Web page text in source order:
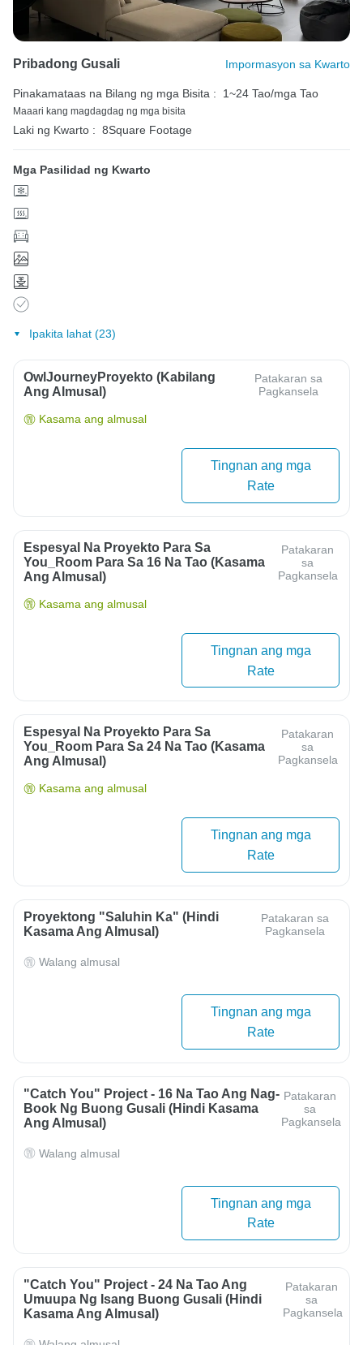
Pribadong Gusali Impormasyon sa Kwarto
Pinakamataas na Bilang ng mga Bisita : 1~24 Tao/mga Tao
Maaari kang magdagdag ng mga bisita
Laki ng Kwarto : 8Square Footage
Mga Pasilidad ng Kwarto
Ipakita lahat (23)
OwlJourneyProyekto (Kabilang
Ang Almusal)
Patakaran sa
Pagkansela
Kasama ang almusal
Tingnan ang mga
Rate
Espesyal Na Proyekto Para Sa
You_Room Para Sa 16 Na Tao (kasama
Ang Almusal)
Patakaran
sa
Pagkansela
Kasama ang almusal
Tingnan ang mga
Rate
Espesyal Na Proyekto Para Sa
You_Room Para Sa 24 Na Tao (kasama
Ang Almusal)
Patakaran
sa
Pagkansela
Kasama ang almusal
Tingnan ang mga
Rate
Proyektong "Saluhin Ka" (Hindi
Kasama Ang Almusal)
Patakaran sa
Pagkansela
Walang almusal
Tingnan ang mga
Rate
"Catch You" Project - 16 Na Tao Ang Nag-
Book Ng Buong Gusali (hindi Kasama
Ang Almusal)
Patakaran
sa
Pagkansela
Walang almusal
Tingnan ang mga
Rate
"Catch You" Project - 24 Na Tao Ang
Umuupa Ng Isang Buong Gusali (hindi
Kasama Ang Almusal)
Patakaran
sa
Pagkansela